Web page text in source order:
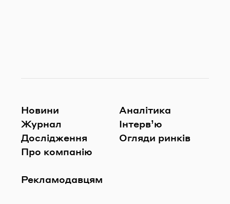
Новини
Журнал
Дослідження
Про компанію
Рекламодавцям
Аналітика
Інтерв’ю
Огляди ринків